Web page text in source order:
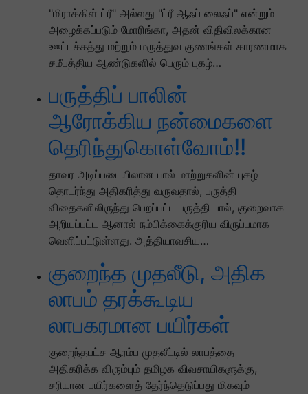
"மிராக்கிள் ட்ரீ" அல்லது "ட்ரீ ஆஃப் லைஃப்" என்றும்
அழைக்கப்படும் மோரிங்கா, அதன் விதிவிலக்கான
ஊட்டச்சத்து மற்றும் மருத்துவ குணங்கள் காரணமாக
சமீபத்திய ஆண்டுகளில் பெரும் புகழ்…
பருத்திப் பாலின்
ஆரோக்கிய நன்மைகளை
தெரிந்துகொள்வோம்!!
தாவர அடிப்படையிலான பால் மாற்றுகளின் புகழ்
தொடர்ந்து அதிகரித்து வருவதால், பருத்தி
விதைகளிலிருந்து பெறப்பட்ட பருத்தி பால், குறைவாக
அறியப்பட்ட ஆனால் நம்பிக்கைக்குரிய விருப்பமாக
வெளிப்பட்டுள்ளது. அத்தியாவசிய…
குறைந்த முதலீடு, அதிக
லாபம் தரக்கூடிய
லாபகரமான பயிர்கள்
குறைந்தபட்ச ஆரம்ப முதலீட்டில் லாபத்தை
அதிகரிக்க விரும்பும் தமிழக விவசாயிகளுக்கு,
சரியான பயிர்களைத் தேர்ந்தெடுப்பது மிகவும்